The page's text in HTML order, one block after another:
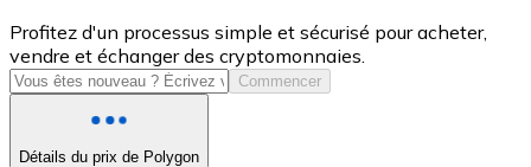
USD Coin
USDC
Profitez d'un processus simple et sécurisé pour acheter,
vendre et échanger des cryptomonnaies.
Commencer
Détails du prix de Polygon